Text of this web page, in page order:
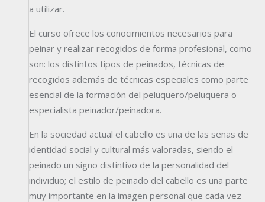
a utilizar.
El curso ofrece los conocimientos necesarios para
peinar y realizar recogidos de forma profesional, como
son: los distintos tipos de peinados, técnicas de
recogidos además de técnicas especiales como parte
esencial de la formación del peluquero/peluquera o
especialista peinador/peinadora.
En la sociedad actual el cabello es una de las señas de
identidad social y cultural más valoradas, siendo el
peinado un signo distintivo de la personalidad del
individuo; el estilo de peinado del cabello es una parte
muy importante en la imagen personal que cada vez